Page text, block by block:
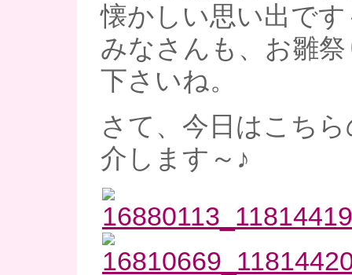
懐かしい思い出です
みなさんも、お雛
下さいね。
さて、今日はこち
介します～♪